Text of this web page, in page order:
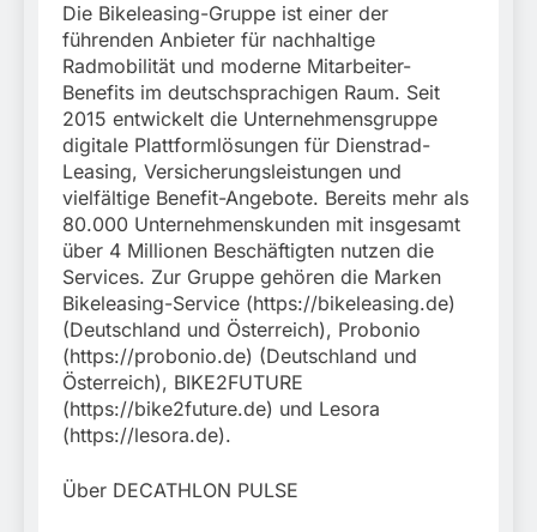
Die Bikeleasing-Gruppe ist einer der
führenden Anbieter für nachhaltige
Radmobilität und moderne Mitarbeiter-
Benefits im deutschsprachigen Raum. Seit
2015 entwickelt die Unternehmensgruppe
digitale Plattformlösungen für Dienstrad-
Leasing, Versicherungsleistungen und
vielfältige Benefit-Angebote. Bereits mehr als
80.000 Unternehmenskunden mit insgesamt
über 4 Millionen Beschäftigten nutzen die
Services. Zur Gruppe gehören die Marken
Bikeleasing-Service (https://bikeleasing.de)
(Deutschland und Österreich), Probonio
(https://probonio.de) (Deutschland und
Österreich), BIKE2FUTURE
(https://bike2future.de) und Lesora
(https://lesora.de).
Über DECATHLON PULSE